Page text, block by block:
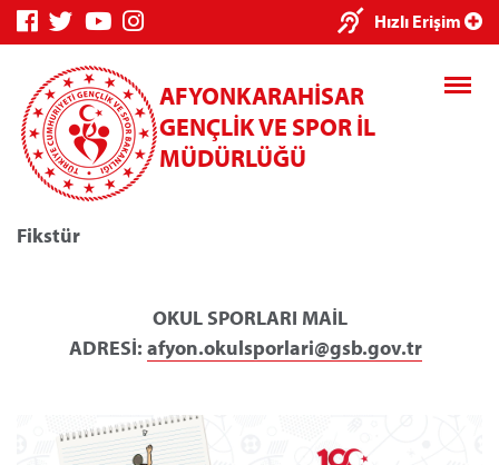
Hızlı Erişim
AFYONKARAHİSAR
GENÇLİK VE SPOR İL
MÜDÜRLÜĞÜ
Fikstür
OKUL SPORLARI MAİL
ADRESİ: afyon.okulsporlari@gsb.gov.tr
×
Genç Bilgi
Kredi/Yurt E-
Ödeme